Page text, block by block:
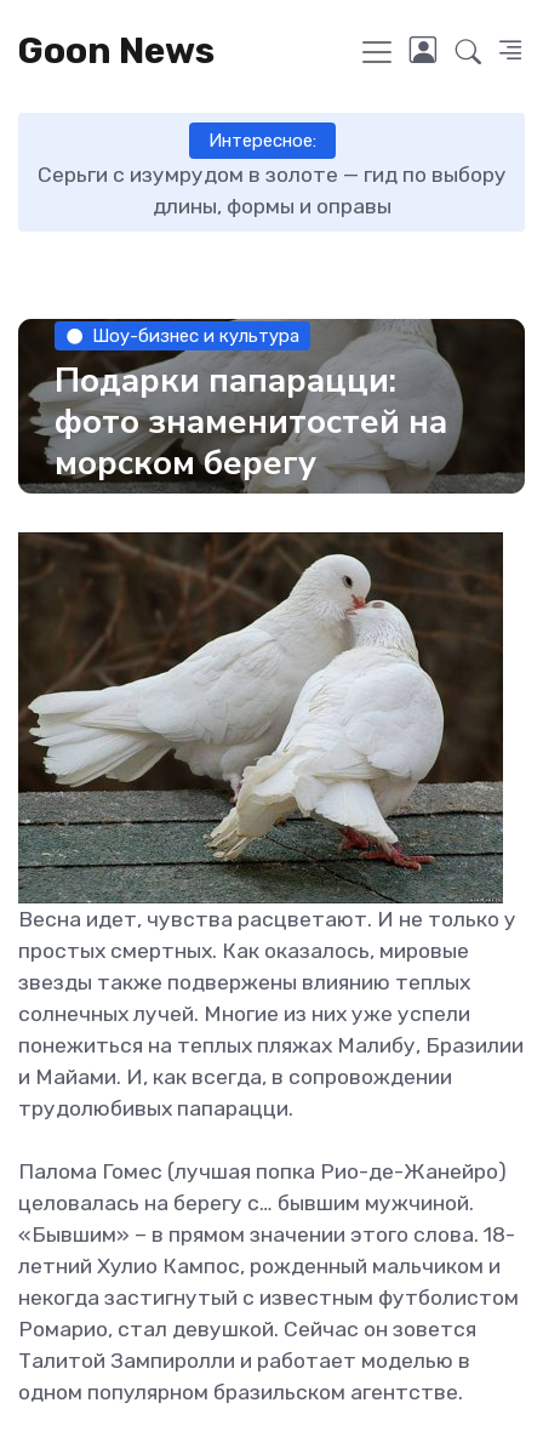
Goon News
Интересное:
Как отличить новые зимние шины от бу
Шоу-бизнес и культура
Подарки папарацци:
фото знаменитостей на
морском берегу
Весна идет, чувства расцветают. И не только у
простых смертных. Как оказалось, мировые
звезды также подвержены влиянию теплых
солнечных лучей. Многие из них уже успели
понежиться на теплых пляжах Малибу, Бразилии
и Майами. И, как всегда, в сопровождении
трудолюбивых папарацци.
Палома Гомес (лучшая попка Рио-де-Жанейро)
целовалась на берегу с… бывшим мужчиной.
«Бывшим» – в прямом значении этого слова. 18-
летний Хулио Кампос, рожденный мальчиком и
некогда застигнутый с известным футболистом
Ромарио, стал девушкой. Сейчас он зовется
Талитой Зампиролли и работает моделью в
одном популярном бразильском агентстве.